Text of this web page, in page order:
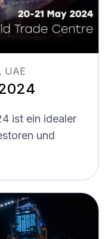
UAE
ist ein idealer
und